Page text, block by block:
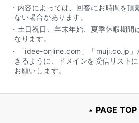
・内容によっては、回答にお時間を頂
ない場合があります。
・土日祝日、年末年始、夏季休暇期間
なります。
・「idee-online.com」「muji.co.jp」
きるように、ドメインを受信リスト
お願いします。
PAGE TOP